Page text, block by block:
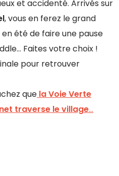
et accidenté. Arrivés sur
, vous en ferez le grand
été de faire une pause
Faites votre choix !
pour retrouver
que la Voie Verte
traverse le village…